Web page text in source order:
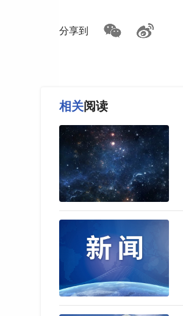
分享到
相关阅读